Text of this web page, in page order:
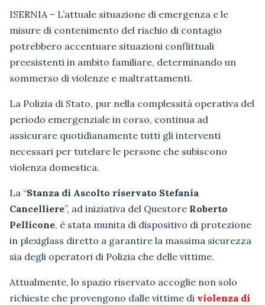
ISERNIA – L’attuale situazione di emergenza e le
misure di contenimento del rischio di contagio
potrebbero accentuare situazioni conflittuali
preesistenti in ambito familiare, determinando un
sommerso di violenze e maltrattamenti.
La Polizia di Stato, pur nella complessità operativa del
periodo emergenziale in corso, continua ad
assicurare quotidianamente tutti gli interventi
necessari per tutelare le persone che subiscono
violenza domestica.
La “Stanza di Ascolto riservato Stefania
Cancelliere”, ad iniziativa del Questore Roberto
Pellicone, è stata munita di dispositivo di protezione
in plexiglass diretto a garantire la massima sicurezza
sia degli operatori di Polizia che delle vittime.
Attualmente, lo spazio riservato accoglie non solo
richieste che provengono dalle vittime di violenza di